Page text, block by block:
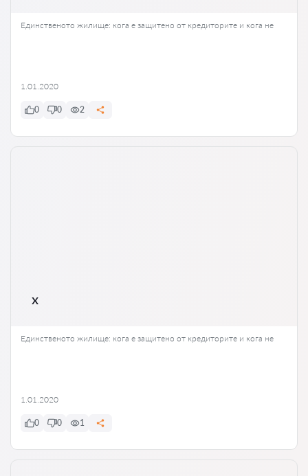
Единственото жилище: кога е защитено от кредиторите и кога не
1.01.2020
0 0 2
x
Единственото жилище: кога е защитено от кредиторите и кога не
1.01.2020
0 0 1